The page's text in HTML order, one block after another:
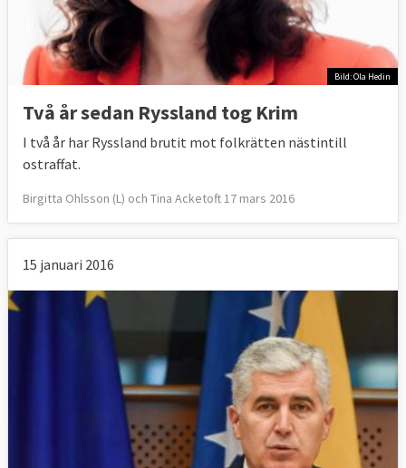
Bild: Ola Hedin
Två år sedan Ryssland tog Krim
I två år har Ryssland brutit mot folkrätten nästintill
ostraffat.
Birgitta Ohlsson (L) och Tina Acketoft 17 mars 2016
15 januari 2016